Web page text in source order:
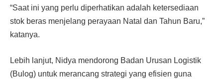
“Saat ini yang perlu diperhatikan adalah ketersediaan
stok beras menjelang perayaan Natal dan Tahun Baru,”
katanya.
Lebih lanjut, Nidya mendorong Badan Urusan Logistik
(Bulog) untuk merancang strategi yang efisien guna